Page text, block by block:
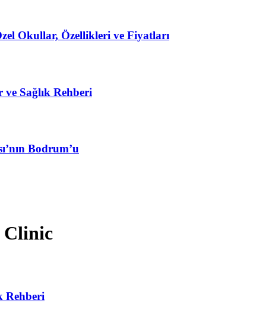
Okullar, Özellikleri ve Fiyatları
Sağlık Rehberi
Bodrum’u
Clinic
Rehberi